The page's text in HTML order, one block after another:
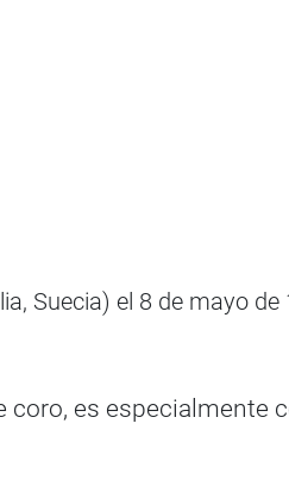
Suecia) el 8 de mayo de
coro, es especialmente